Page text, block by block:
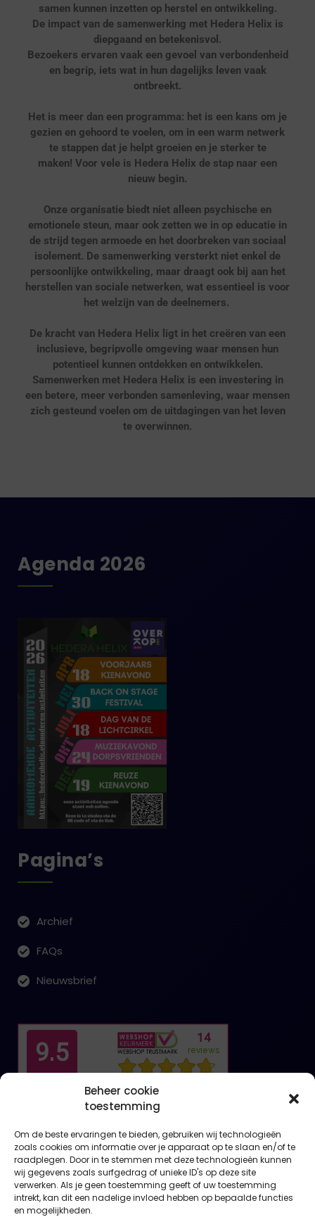
Beheer cookie
toestemming
Om de beste ervaringen te bieden, gebruiken wij technologieën
zoals cookies om informatie over je apparaat op te slaan en/of te
raadplegen. Door in te stemmen met deze technologieën kunnen
wij gegevens zoals surfgedrag of unieke ID's op deze site
verwerken. Als je geen toestemming geeft of uw toestemming
intrekt, kan dit een nadelige invloed hebben op bepaalde functies
en mogelijkheden.
samen kunnen inzetten op herstel en ontwikkeling.
De impact van de samenwerking met Hedera Helix is
diepgaand en betekenisvol.
Bezoekers ervaren vaak een gevoel van verbondenheid
en begrip, iets wat in hun dagelijks leven vaak
ontbreekt.
Het is meer dan een programma: het is een kans om je
gezien en gehoord te voelen, om in een warm netwerk
te stappen dat je helpt groeien en je sterker te
maken! Voor vele is Hedera Helix de stap naar een
nieuw begin.
Onze organisatie biedt niet alleen psychische en
emotionele steun, maar ook zetten we in op educatie in
de strijd tegen armoede en het doorbreken van sociaal
isolement. De samenwerking versterkt niet enkel de
persoonlijke ontwikkeling, maar draagt ook bij aan het
herstellen van sociale netwerken, wat essentieel is voor
het welzijn van de deelnemers.
De kracht van Hedera Helix ligt in het creëren van een
inclusieve, begripvolle omgeving waar mensen hun
potentieel kunnen ontdekken en ontwikkelen.
Samenwerken met Hedera Helix is een investering in
een betere, meer verbonden samenleving, waar mensen
zich gesteund voelen om de uitdagingen van het leven
te overwinnen.
Agenda 2026
Pagina’s
Archief
FAQs
Nieuwsbrief